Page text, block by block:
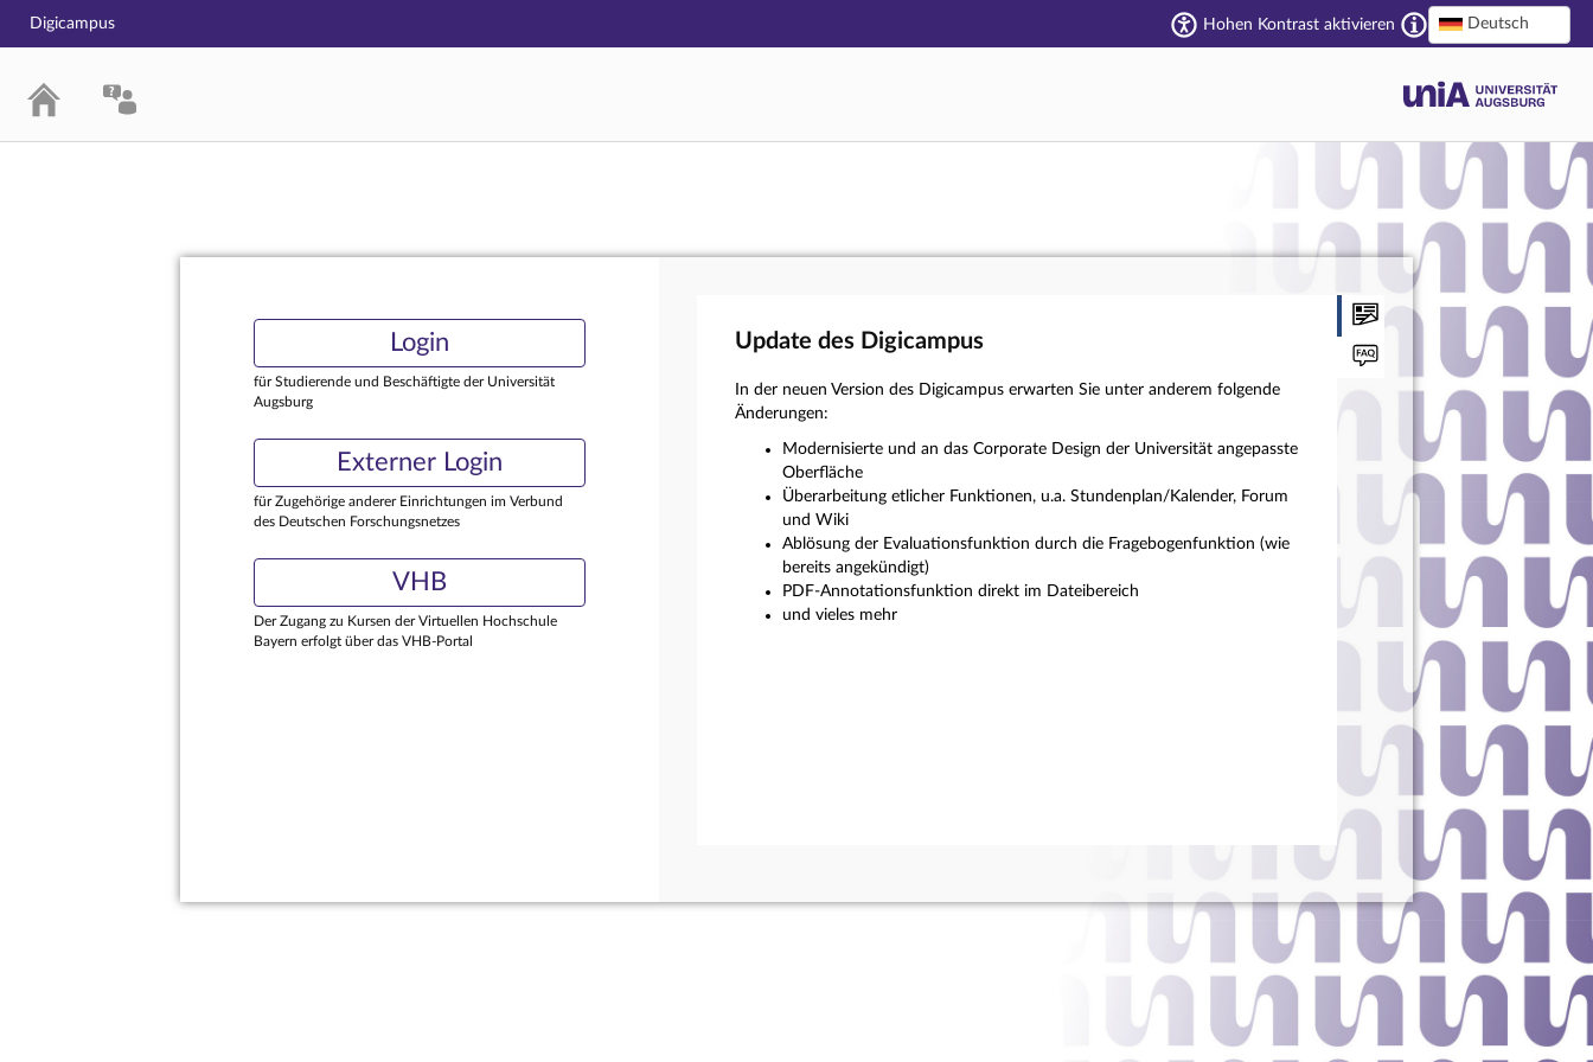
Hauptnavigation
Fußzeile
Digicampus Hohen Kontrast aktivieren Deutsch
Login
für Studierende und Beschäftigte der Universität
Augsburg
Externer Login
für Zugehörige anderer Einrichtungen im Verbund
des Deutschen Forschungsnetzes
VHB
Der Zugang zu Kursen der Virtuellen Hochschule
Bayern erfolgt über das VHB-Portal
Update des Digicampus
In der neuen Version des Digicampus erwarten Sie unter anderem folgende
Änderungen:
Modernisierte und an das Corporate Design der Universität angepasste
Oberfläche
Überarbeitung etlicher Funktionen, u.a. Stundenplan/Kalender, Forum
und Wiki
Ablösung der Evaluationsfunktion durch die Fragebogenfunktion (wie
bereits angekündigt)
PDF-Annotationsfunktion direkt im Dateibereich
und vieles mehr